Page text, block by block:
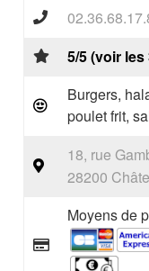
5/5 (voir les
Burgers,
poulet frit,
18, rue
28200
Moyens de